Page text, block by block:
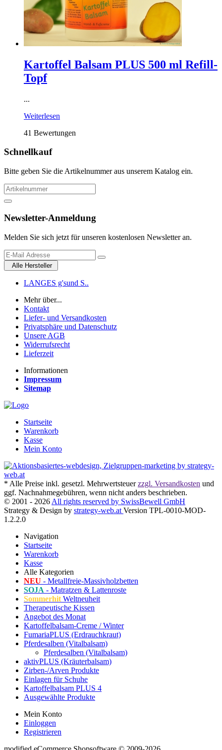
Kartoffel Balsam PLUS 500 ml Refill-
Topf
...
Weiterlesen
41 Bewertungen
Schnellkauf
Bitte geben Sie die Artikelnummer aus unserem Katalog ein.
Newsletter-Anmeldung
Melden Sie sich jetzt für unseren kostenlosen Newsletter an.
Alle Hersteller
LANGES g'sund S..
Mehr über...
Kontakt
Liefer- und Versandkosten
Privatsphäre und Datenschutz
Unsere AGB
Widerrufsrecht
Lieferzeit
Informationen
Impressum
Sitemap
Startseite
Warenkorb
Kasse
Mein Konto
* Alle Preise inkl. gesetzl. Mehrwertsteuerzzgl. Versandkosten und
ggf. Nachnahmegebühren, wenn nicht anders beschrieben.
© 2001 - 2026 All rights reserved by SwissBewell GmbH
Strategy & Design by strategy-web.at Version TPL-0010-MOD-
1.2.2.0
Navigation
Startseite
Warenkorb
Kasse
Alle Kategorien
NEU - Metallfreie-Massivholzbetten
SOJA - Matratzen & Lattenroste
Sommerhit Weltneuheit
Therapeutische Kissen
Angebot des Monat
Kartoffelbalsam-Creme / Winter
FumariaPLUS (Erdrauchkraut)
Pferdesalben (Vitalbalsam)
Pferdesalben (Vitalbalsam)
aktivPLUS (Kräuterbalsam)
Zirben-/Arven Produkte
Einlagen für Schuhe
Kartoffelbalsam PLUS 4
Ausgewählte Produkte
Mein Konto
Einloggen
Registrieren